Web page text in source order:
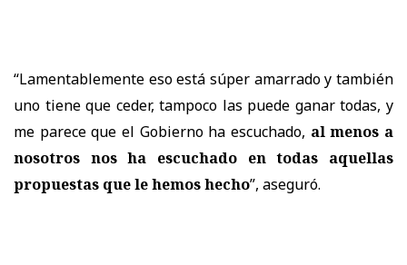
“Lamentablemente eso está súper amarrado y también
uno tiene que ceder, tampoco las puede ganar todas, y
me parece que el Gobierno ha escuchado, al menos a
nosotros nos ha escuchado en todas aquellas
propuestas que le hemos hecho”, aseguró.